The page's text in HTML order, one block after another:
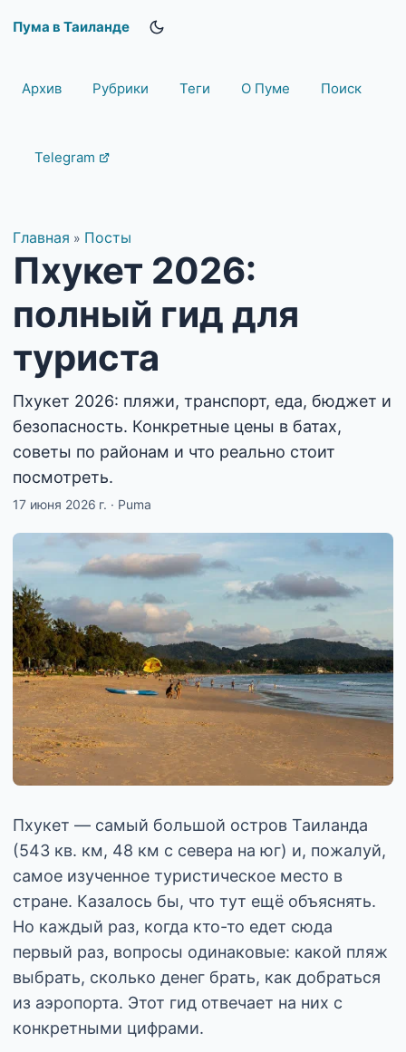
Пума в Таиланде
Архив Рубрики Теги О Пуме Поиск
Telegram
Главная » Посты
Пхукет 2026:
полный гид для
туриста
Пхукет 2026: пляжи, транспорт, еда, бюджет и
безопасность. Конкретные цены в батах,
советы по районам и что реально стоит
посмотреть.
17 июня 2026 г. · Puma
Пхукет — самый большой остров Таиланда
(543 кв. км, 48 км с севера на юг) и, пожалуй,
самое изученное туристическое место в
стране. Казалось бы, что тут ещё объяснять.
Но каждый раз, когда кто-то едет сюда
первый раз, вопросы одинаковые: какой пляж
выбрать, сколько денег брать, как добраться
из аэропорта. Этот гид отвечает на них с
конкретными цифрами.